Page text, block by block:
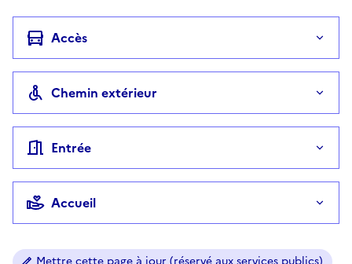
Accès
Chemin extérieur
Entrée
Accueil